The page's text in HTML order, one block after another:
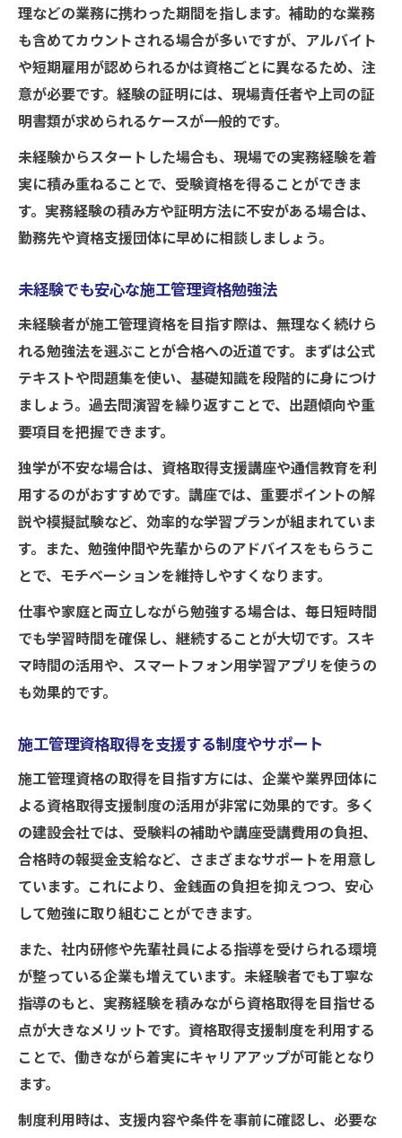
理などの業務に携わった期間を指します。補助的な業務
も含めてカウントされる場合が多いですが、アルバイト
や短期雇用が認められるかは資格ごとに異なるため、注
意が必要です。経験の証明には、現場責任者や上司の証
明書類が求められるケースが一般的です。
未経験からスタートした場合も、現場での実務経験を着
実に積み重ねることで、受験資格を得ることができま
す。実務経験の積み方や証明方法に不安がある場合は、
勤務先や資格支援団体に早めに相談しましょう。
未経験でも安心な施工管理資格勉強法
未経験者が施工管理資格を目指す際は、無理なく続けら
れる勉強法を選ぶことが合格への近道です。まずは公式
テキストや問題集を使い、基礎知識を段階的に身につけ
ましょう。過去問演習を繰り返すことで、出題傾向や重
要項目を把握できます。
独学が不安な場合は、資格取得支援講座や通信教育を利
用するのがおすすめです。講座では、重要ポイントの解
説や模擬試験など、効率的な学習プランが組まれていま
す。また、勉強仲間や先輩からのアドバイスをもらうこ
とで、モチベーションを維持しやすくなります。
仕事や家庭と両立しながら勉強する場合は、毎日短時間
でも学習時間を確保し、継続することが大切です。スキ
マ時間の活用や、スマートフォン用学習アプリを使うの
も効果的です。
施工管理資格取得を支援する制度やサポート
施工管理資格の取得を目指す方には、企業や業界団体に
よる資格取得支援制度の活用が非常に効果的です。多く
の建設会社では、受験料の補助や講座受講費用の負担、
合格時の報奨金支給など、さまざまなサポートを用意し
ています。これにより、金銭面の負担を抑えつつ、安心
して勉強に取り組むことができます。
また、社内研修や先輩社員による指導を受けられる環境
が整っている企業も増えています。未経験者でも丁寧な
指導のもと、実務経験を積みながら資格取得を目指せる
点が大きなメリットです。資格取得支援制度を利用する
ことで、働きながら着実にキャリアアップが可能となり
ます。
制度利用時は、支援内容や条件を事前に確認し、必要な